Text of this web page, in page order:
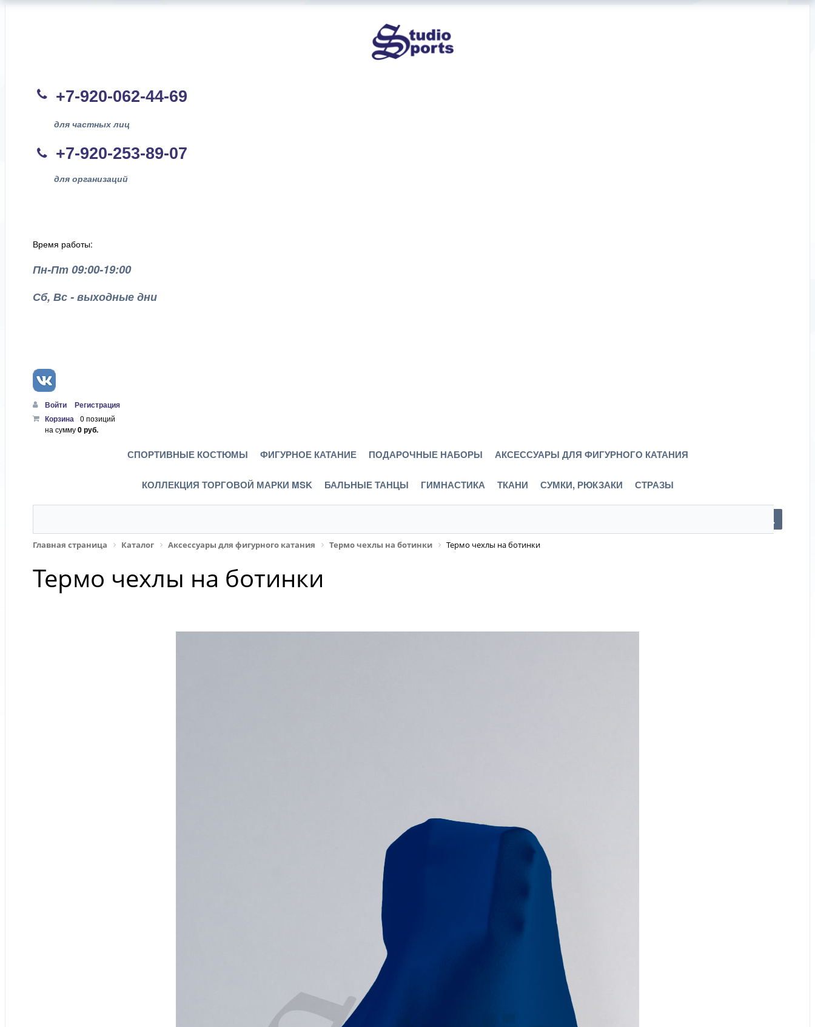
+7-920-062-44-69
для частных лиц
+7-920-253-89-07
для организаций
Время работы:
Пн-Пт 09:00-19:00
Сб, Вс - выходные дни
Войти
Регистрация
Корзина 0 позиций
на сумму0 руб.
СПОРТИВНЫЕ КОСТЮМЫ ФИГУРНОЕ КАТАНИЕ ПОДАРОЧНЫЕ НАБОРЫ АКСЕССУАРЫ ДЛЯ ФИГУРНОГО КАТАНИЯ
КОЛЛЕКЦИЯ ТОРГОВОЙ МАРКИ MSK БАЛЬНЫЕ ТАНЦЫ ГИМНАСТИКА ТКАНИ СУМКИ, РЮКЗАКИ СТРАЗЫ
Главная страница Каталог Аксессуары для фигурного катания Термо чехлы на ботинки Термо чехлы на ботинки
Термо чехлы на ботинки